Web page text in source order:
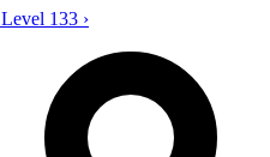
Magic Sort level 132 video guide
Level 133 ›